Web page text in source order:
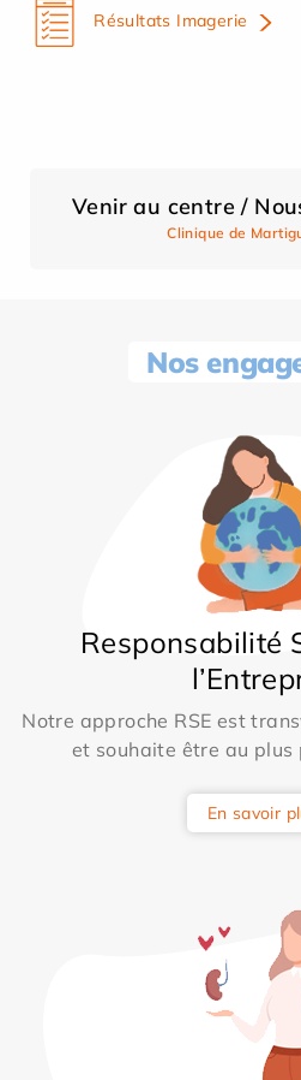
Résultats Imagerie
Venir au centre /
Clinique de
Nos
Responsabilité
Notre approche RSE est
et souhaite être au plus
En savoir